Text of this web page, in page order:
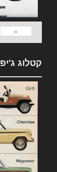
«
קטלוג ג'יפ 1976